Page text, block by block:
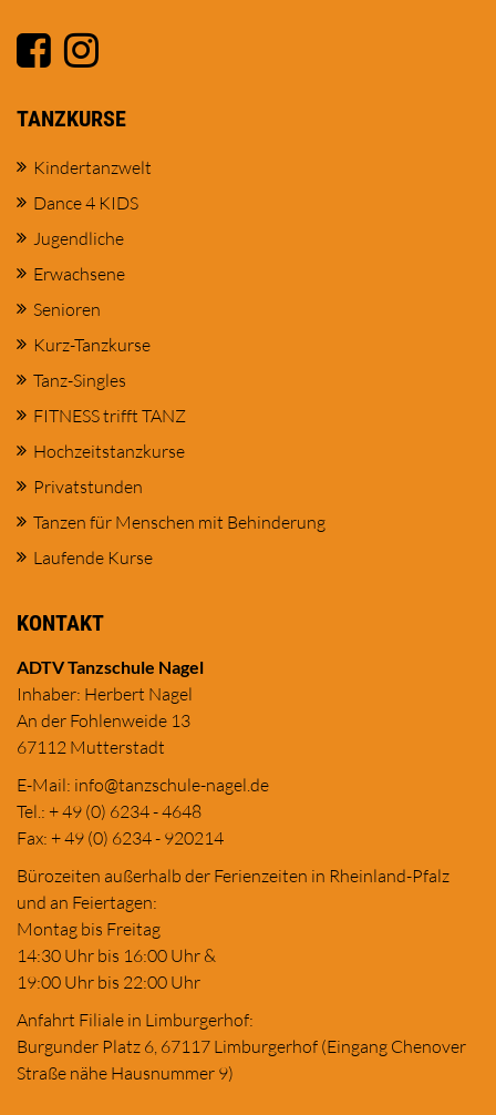
TANZKURSE
Kindertanzwelt
Dance 4 KIDS
Jugendliche
Erwachsene
Senioren
Kurz-Tanzkurse
Tanz-Singles
FITNESS trifft TANZ
Hochzeitstanzkurse
Privatstunden
Tanzen für Menschen mit Behinderung
Laufende Kurse
KONTAKT
ADTV Tanzschule Nagel
Inhaber: Herbert Nagel
An der Fohlenweide 13
67112 Mutterstadt
E-Mail: info@tanzschule-nagel.de
Tel.: + 49 (0) 6234 - 4648
Fax: + 49 (0) 6234 - 920214
Bürozeiten außerhalb der Ferienzeiten in Rheinland-Pfalz
und an Feiertagen:
Montag bis Freitag
14:30 Uhr bis 16:00 Uhr &
19:00 Uhr bis 22:00 Uhr
Anfahrt Filiale in Limburgerhof:
Burgunder Platz 6, 67117 Limburgerhof (Eingang Chenover
Straße nähe Hausnummer 9)